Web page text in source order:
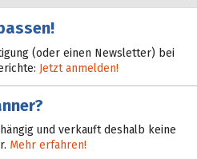
(oder einen Newsletter) bei
Jetzt anmelden!
und verkauft deshalb keine
Mehr erfahren!